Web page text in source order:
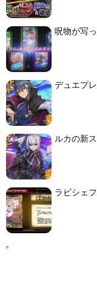
呪物が写
デュエプ
ルカの新
ラビシェ